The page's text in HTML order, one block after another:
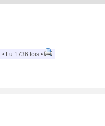
• Lu 1736 fois •